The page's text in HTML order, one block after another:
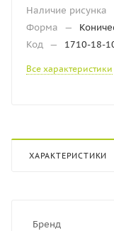
Наличие рисунка
Форма
—
Код — 1710-18-
Все характеристики
ХАРАКТЕРИСТИКИ
Бренд